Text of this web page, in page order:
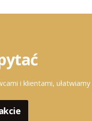
i klientami,